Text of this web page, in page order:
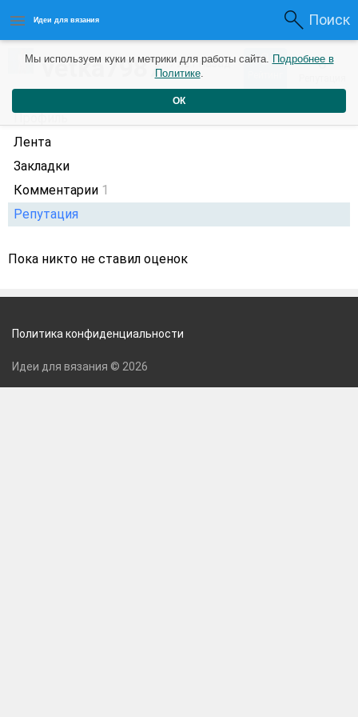
Идеи для вязания Поиск
vetka79877 лет назад 0 0
Профиль
Лента
Закладки
Комментарии 1
Репутация
Пока никто не ставил оценок
Мы используем куки и метрики для работы сайта. Подробнее в
Политике.
ОК
Политика конфиденциальности
Идеи для вязания © 2026